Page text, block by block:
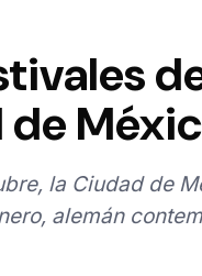
de
la Ciudad de
alemán